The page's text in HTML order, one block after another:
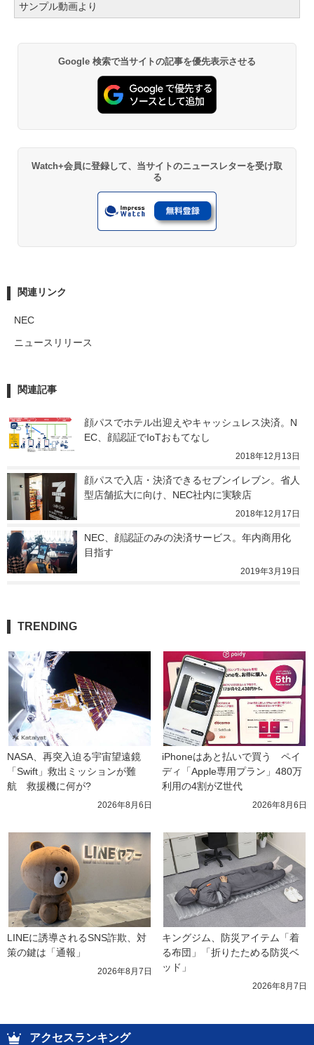
サンプル動画より
Google 検索で当サイトの記事を優先表示させる
Watch+会員に登録して、当サイトのニュースレターを受け取
る
関連リンク
NEC
ニュースリリース
関連記事
顔パスでホテル出迎えやキャッシュレス決済。N
EC、顔認証でIoTおもてなし
2018年12月13日
顔パスで入店・決済できるセブンイレブン。省人
型店舗拡大に向け、NEC社内に実験店
2018年12月17日
NEC、顔認証のみの決済サービス。年内商用化
目指す
2019年3月19日
TRENDING
NASA、再突入迫る宇宙望遠鏡
「Swift」救出ミッションが難
航　救援機に何が?
2026年8月6日
iPhoneはあと払いで買う　ペイ
ディ「Apple専用プラン」480万
利用の4割がZ世代
2026年8月6日
LINEに誘導されるSNS詐欺、対
策の鍵は「通報」
2026年8月7日
キングジム、防災アイテム「着
る布団」「折りたためる防災ベ
ッド」
2026年8月7日
アクセスランキング